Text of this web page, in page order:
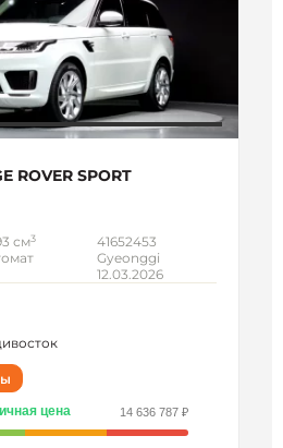
ROVER SPORT
см3
41652453
Gyeonggi
12.03.2026
цена 14 636 787 ₽